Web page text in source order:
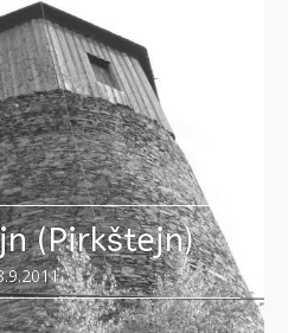
(Pirkštejn)